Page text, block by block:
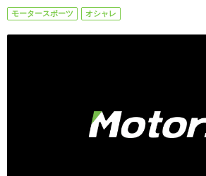
モータースポーツ オシャレ